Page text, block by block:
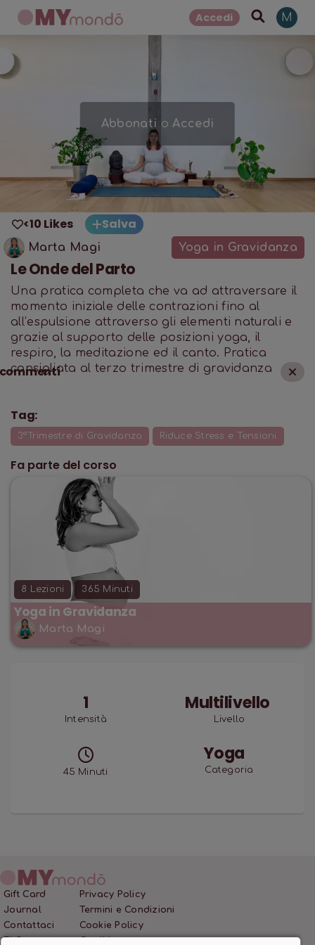
Accedi M
Abbonati oAccedi
<10 Likes Salva
Marta Magi Yoga in Gravidanza
Le Onde del Parto
Una pratica completa che va ad attraversare il
momento iniziale delle contrazioni fino al
all’espulsione attraverso gli elementi naturali e
grazie al supporto delle posizioni yoga, il
respiro, la meditazione ed il canto. Pratica
consigliata al terzo trimestre di gravidanza
Tag:
3°Trimestre di Gravidanza Riduce Stress e Tensioni
Fa parte del corso
8 Lezioni 365 Minuti
Yoga in Gravidanza
Marta Magi
1
Intensità
Multilivello
Livello
45 Minuti
Yoga
Categoria
Gift Card
Journal
Contattaci
Privacy Policy
Termini e Condizioni
Cookie Policy